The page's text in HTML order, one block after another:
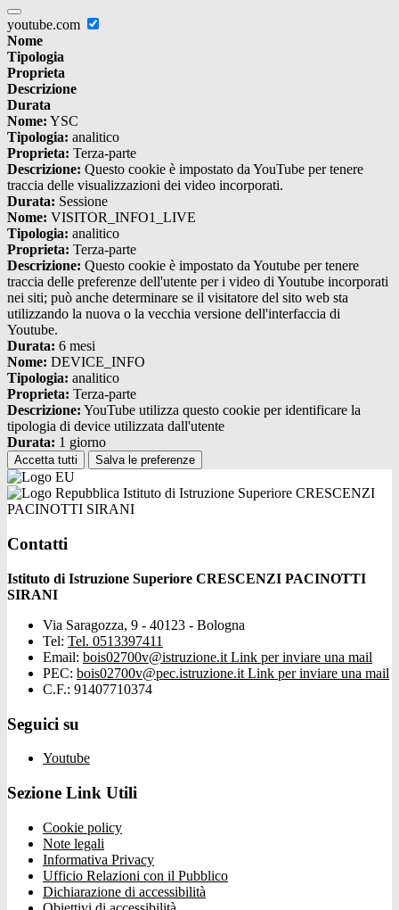
youtube.com
Nome
Tipologia
Proprieta
Descrizione
Durata
Nome: YSC
Tipologia: analitico
Proprieta: Terza-parte
Descrizione: Questo cookie è impostato da YouTube per tenere
traccia delle visualizzazioni dei video incorporati.
Durata: Sessione
Nome: VISITOR_INFO1_LIVE
Tipologia: analitico
Proprieta: Terza-parte
Descrizione: Questo cookie è impostato da Youtube per tenere
traccia delle preferenze dell'utente per i video di Youtube incorporati
nei siti; può anche determinare se il visitatore del sito web sta
utilizzando la nuova o la vecchia versione dell'interfaccia di
Youtube.
Durata: 6 mesi
Nome: DEVICE_INFO
Tipologia: analitico
Proprieta: Terza-parte
Descrizione: YouTube utilizza questo cookie per identificare la
tipologia di device utilizzata dall'utente
Durata: 1 giorno
Accetta tutti Salva le preferenze
Istituto di Istruzione Superiore CRESCENZI
PACINOTTI SIRANI
Contatti
Istituto di Istruzione Superiore CRESCENZI PACINOTTI
SIRANI
Via Saragozza, 9 - 40123 - Bologna
Tel: Tel. 0513397411
Email: bois02700v@istruzione.it Link per inviare una mail
PEC: bois02700v@pec.istruzione.it Link per inviare una mail
C.F.: 91407710374
Seguici su
Youtube
Sezione Link Utili
Cookie policy
Note legali
Informativa Privacy
Ufficio Relazioni con il Pubblico
Dichiarazione di accessibilità